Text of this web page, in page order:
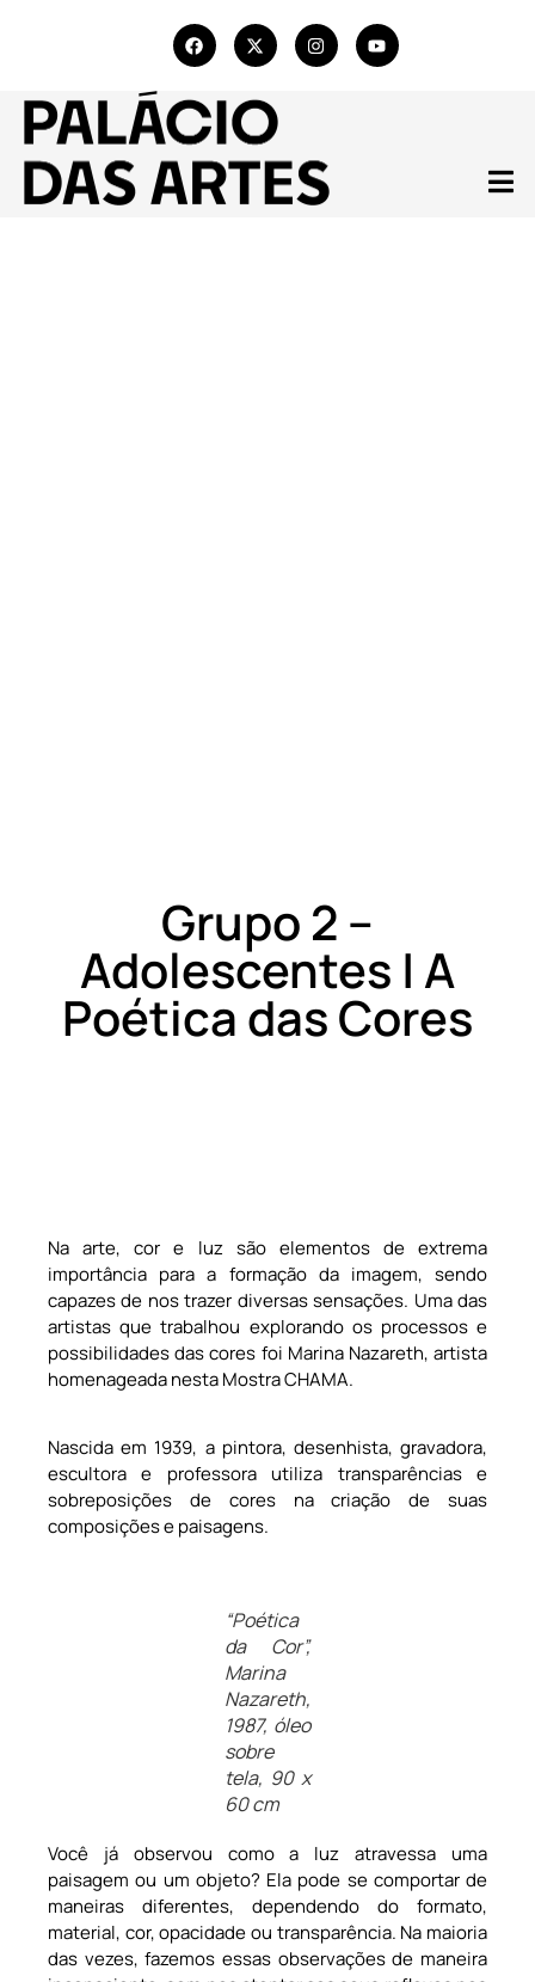
Grupo 2 –
Adolescentes | A
Poética das Cores
Na arte, cor e luz são elementos de extrema
importância para a formação da imagem, sendo
capazes de nos trazer diversas sensações. Uma das
artistas que trabalhou explorando os processos e
possibilidades das cores foi Marina Nazareth, artista
homenageada nesta Mostra CHAMA.
Nascida em 1939, a pintora, desenhista, gravadora,
escultora e professora utiliza transparências e
sobreposições de cores na criação de suas
composições e paisagens.
“Poética
da Cor”,
Marina
Nazareth,
1987, óleo
sobre
tela, 90 x
60 cm
Você já observou como a luz atravessa uma
paisagem ou um objeto? Ela pode se comportar de
maneiras diferentes, dependendo do formato,
material, cor, opacidade ou transparência. Na maioria
das vezes, fazemos essas observações de maneira